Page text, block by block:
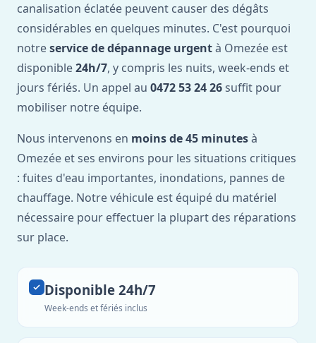
canalisation éclatée peuvent causer des dégâts
considérables en quelques minutes. C'est pourquoi
notreservice de dépannage urgentà Omezée est
disponible24h/7, y compris les nuits, week-ends et
jours fériés. Un appel au 0472 53 24 26 suffit pour
mobiliser notre équipe.
Nous intervenons en moins de 45 minutesà
Omezée et ses environs pour les situations critiques
: fuites d'eau importantes, inondations, pannes de
chauffage. Notre véhicule est équipé du matériel
nécessaire pour effectuer la plupart des réparations
sur place.
Disponible 24h/7
Week-ends et fériés inclus